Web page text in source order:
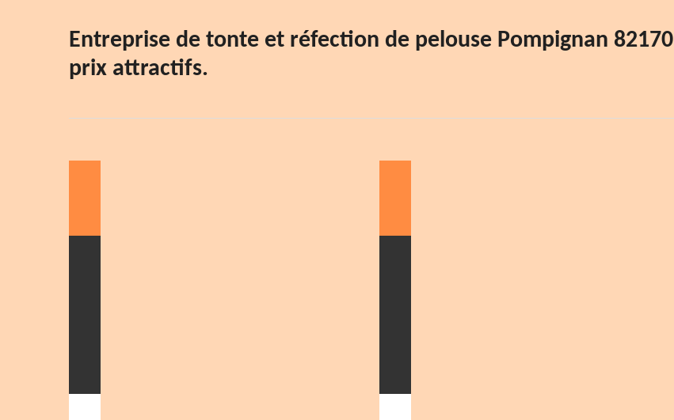
Entreprise de tonte et réfection de pelouse Pompignan 82170
prix attractifs.